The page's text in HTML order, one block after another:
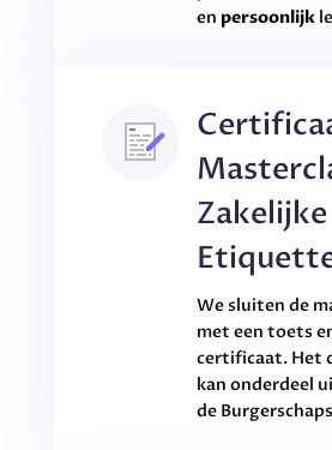
en persoonlijk
Zakelijke
We sluiten de
met een toets
certificaat. Het
kan onderdeel
de